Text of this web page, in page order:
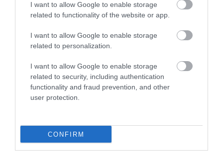
I want to allow Google to enable storage
related to functionality of the website or app.
I want to allow Google to enable storage
related to personalization.
I want to allow Google to enable storage
related to security, including authentication
functionality and fraud prevention, and other
user protection.
CONFIRM
Olvasd el ezt is!
Ezért nem kapta meg végül a Titanic
főszerepét Matthew McConaughey
Miért nem találtak soha emberi
maradványokat a Titanicon?
Leonardo DiCaprio lett a Rolex új arca
ETHAN HAWKE